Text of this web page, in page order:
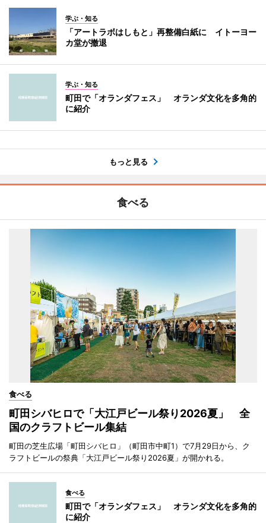
学ぶ・知る
「アートラボはしもと」再整備白紙に イトーヨー
カ堂が撤退
学ぶ・知る
町田で「オランダフェス」 オランダ文化を多角的
に紹介
もっと見る
食べる
食べる
町田シバヒロで「大江戸ビール祭り2026夏」 全
国のクラフトビール集結
町田の芝生広場「町田シバヒロ」（町田市中町1）で7月29日から、ク
ラフトビールの祭典「大江戸ビール祭り2026夏」が開かれる。
食べる
町田で「オランダフェス」 オランダ文化を多角的
に紹介